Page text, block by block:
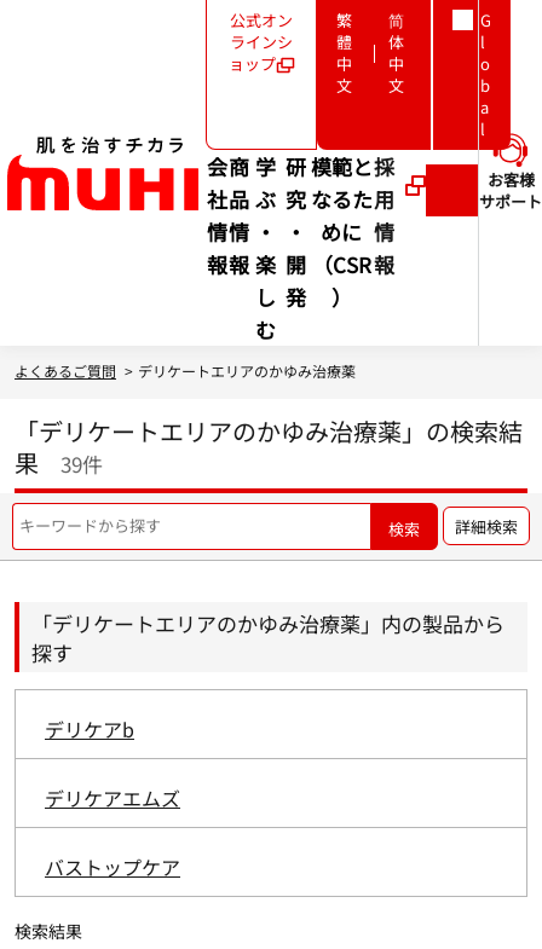
会
社
情
報
商
品
情
報
学
ぶ
・
楽
し
む
研
究
・
開
発
模範と
なるた
めに
（CSR
）
採
用
情
報
ン
ウ
で
開
公式オン
ラインシ
ョップ
繁
體
中
文
简
体
中
文
G
l
o
b
a
l
規
ウ
ィ
ン
お客様
サポート
よくあるご質問 > デリケートエリアのかゆみ治療薬
「デリケートエリアのかゆみ治療薬」の検索結
果
39件
検索 詳細検索
「デリケートエリアのかゆみ治療薬」内の製品から
探す
デリケアb
デリケアエムズ
バストップケア
検索結果